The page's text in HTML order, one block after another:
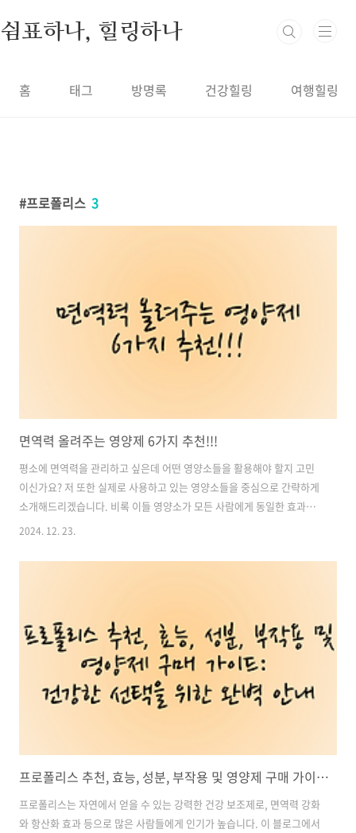
쉼표하나, 힐링하나
홈 태그 방명록 건강힐링 여행힐링
프로폴리스 3
면역력 올려주는 영양제 6가지 추천!!!
평소에 면역력을 관리하고 싶은데 어떤 영양소들을 활용해야 할지 고민
이신가요? 저 또한 실제로 사용하고 있는 영양소들을 중심으로 간략하게
소개해드리겠습니다. 비록 이들 영양소가 모든 사람에게 동일한 효과를
보장하는 것은 아니지만, 개인에 따라 도움이 될 수 있는 측면이 있을 수
여 추천해드리겠습니다. 목차1. 비타민 D와 면역력: 카텔리시딘의 합성
다양한 효과를 통한 호흡기 질환 관리에 도움5. 프로폴리스: 면역력 강화
와 다양한 효과를 통한 건강 관리6. 아연과 에키나시아: 면역 강화와 감..
2024. 12. 23.
프로폴리스 추천, 효능, 성분, 부작용 및 영양제 구매 가이드: 건강한 선택을 위한 완벽 안내
프로폴리스는 자연에서 얻을 수 있는 강력한 건강 보조제로, 면역력 강화
와 항산화 효과 등으로 많은 사람들에게 인기가 높습니다. 이 블로그에서